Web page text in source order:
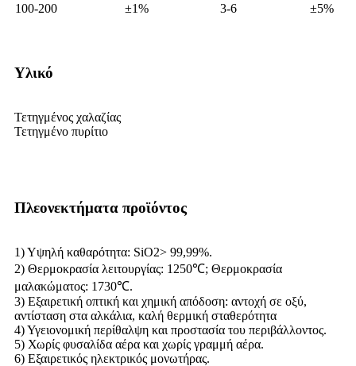
100-200
±1% 3-6 ±5%
Υλικό
Τετηγμένος χαλαζίας
Τετηγμένο πυρίτιο
Πλεονεκτήματα προϊόντος
1) Υψηλή καθαρότητα: SiO2> 99,99%.
2) Θερμοκρασία λειτουργίας: 1250℃; Θερμοκρασία
μαλακώματος: 1730℃.
3) Εξαιρετική οπτική και χημική απόδοση: αντοχή σε οξύ,
αντίσταση στα αλκάλια, καλή θερμική σταθερότητα
4) Υγειονομική περίθαλψη και προστασία του περιβάλλοντος.
5) Χωρίς φυσαλίδα αέρα και χωρίς γραμμή αέρα.
6) Εξαιρετικός ηλεκτρικός μονωτήρας.